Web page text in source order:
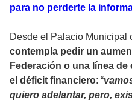
para no perderte la
Desde el Palacio Municipal
contempla pedir un
Federación o una línea
el déficit financiero: “
quiero adelantar, pero,